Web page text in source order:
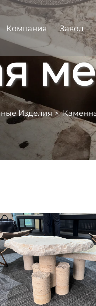
Компания Завод
Изделия>